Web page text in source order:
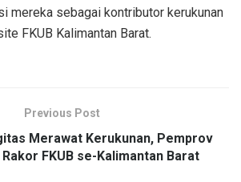
mereka sebagai kontributor kerukunan
FKUB Kalimantan Barat.
Previous Post
Merawat Kerukunan, Pemprov
FKUB se-Kalimantan Barat